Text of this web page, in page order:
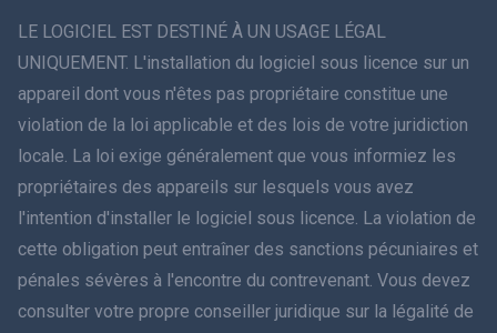
ภาษาไทย
Dansk
हिंदी
עברית
LE LOGICIEL EST DESTINÉ À UN USAGE LÉGAL
UNIQUEMENT. L'installation du logiciel sous licence sur un
appareil dont vous n'êtes pas propriétaire constitue une
violation de la loi applicable et des lois de votre juridiction
locale. La loi exige généralement que vous informiez les
propriétaires des appareils sur lesquels vous avez
l'intention d'installer le logiciel sous licence. La violation de
cette obligation peut entraîner des sanctions pécuniaires et
pénales sévères à l'encontre du contrevenant. Vous devez
consulter votre propre conseiller juridique sur la légalité de